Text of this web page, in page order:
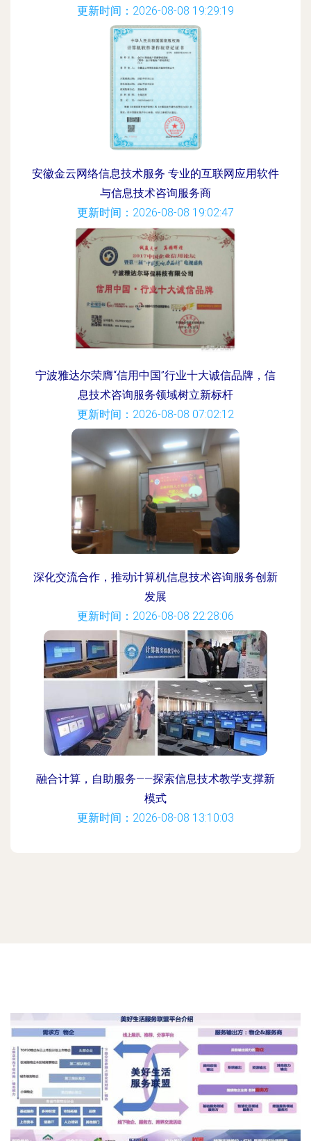
更新时间：2026-08-08 19:29:19
安徽金云网络信息技术服务 专业的互联网应用软件
与信息技术咨询服务商
更新时间：2026-08-08 19:02:47
宁波雅达尔荣膺“信用中国”行业十大诚信品牌，信
息技术咨询服务领域树立新标杆
更新时间：2026-08-08 07:02:12
深化交流合作，推动计算机信息技术咨询服务创新
发展
更新时间：2026-08-08 22:28:06
融合计算，自助服务——探索信息技术教学支撑新
模式
更新时间：2026-08-08 13:10:03